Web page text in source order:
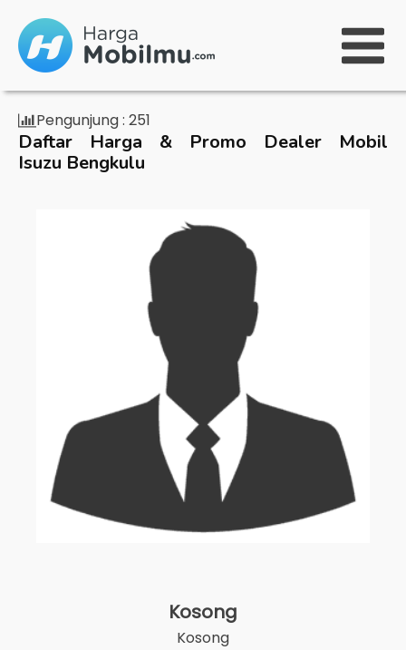
Pengunjung : 251
Daftar Harga & Promo Dealer Mobil
Isuzu Bengkulu
Kosong
Kosong